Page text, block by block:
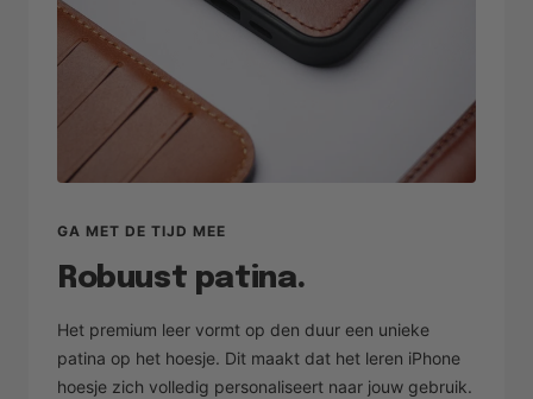
GA MET DE TIJD MEE
Robuust patina.
Het premium leer vormt op den duur een unieke
patina op het hoesje. Dit maakt dat het leren iPhone
hoesje zich volledig personaliseert naar jouw gebruik.